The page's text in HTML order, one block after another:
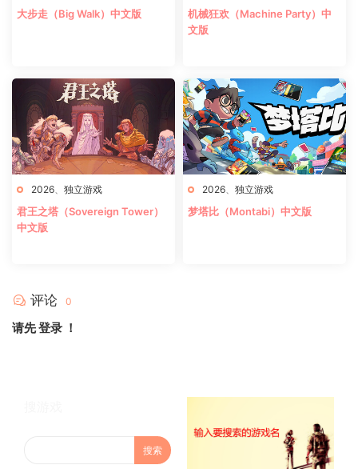
大步走（Big Walk）中文版
机械狂欢（Machine Party）中
文版
2026 独立游戏
君王之塔（Sovereign Tower）
中文版
2026 独立游戏
梦塔比（Montabi）中文版
评论 0
请先登录 ！